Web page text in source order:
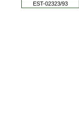
EST-02323/93